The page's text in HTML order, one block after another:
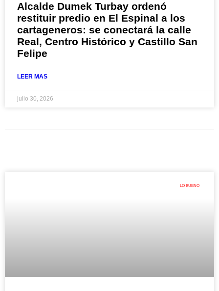
Alcalde Dumek Turbay ordenó
restituir predio en El Espinal a los
cartageneros: se conectará la calle
Real, Centro Histórico y Castillo San
Felipe
LEER MAS
julio 30, 2026
LO BUENO